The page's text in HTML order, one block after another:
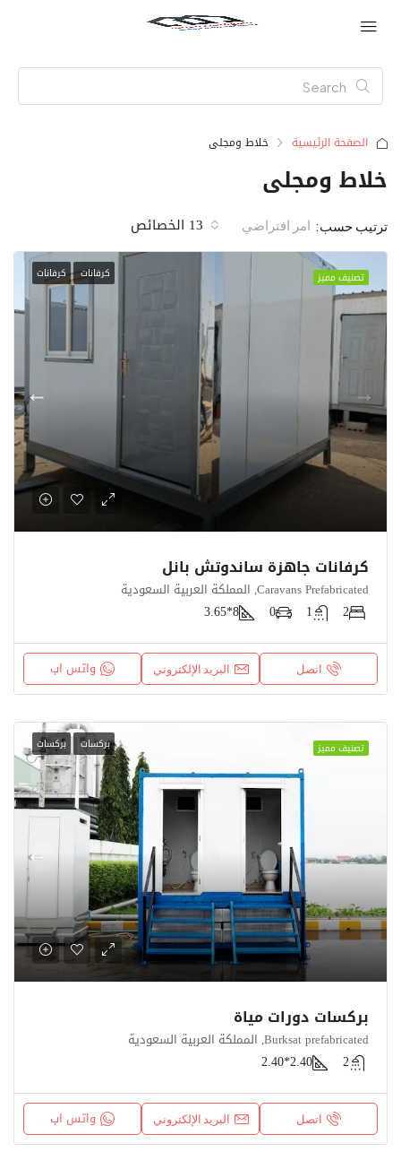
الصفحة الرئيسية خلاط ومجلى
خلاط ومجلى
13 الخصائص ترتيب حسب: امر افتراضي
تصنيف مميز كرفانات كرفانات
كرفانات جاهزة ساندوتش بانل
Caravans Prefabricated, المملكة العربية السعودية
2
1
0
8*3.65
اتصل البريد الإلكتروني واتس اب
تصنيف مميز بركسات بركسات
بركسات دورات مياة
Burksat prefabricated, المملكة العربية السعودية
2
2.40*2.40
اتصل البريد الإلكتروني واتس اب